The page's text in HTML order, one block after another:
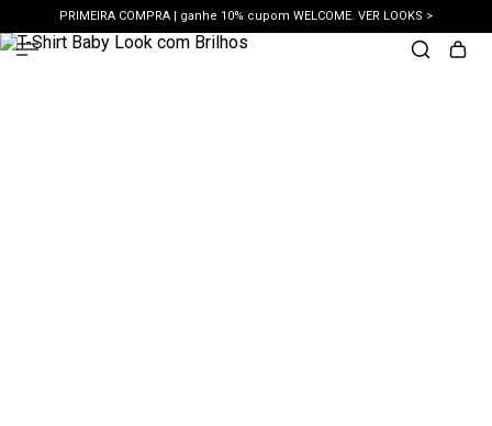
PRIMEIRA COMPRA | ganhe 10% cupom WELCOME. VER LOOKS >
PIX | 5% off no pix à vista. APROVEITAR >